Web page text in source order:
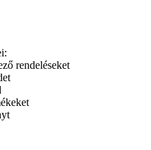
rendeléseket